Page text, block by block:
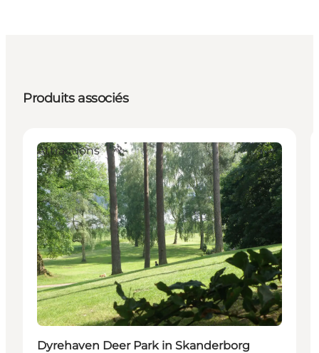
Produits associés
Attractions
Dyrehaven Deer Park in Skanderborg